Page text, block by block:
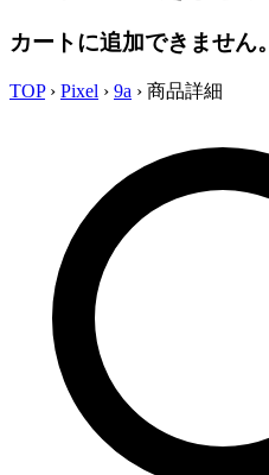
カートに追加できません。
TOP › Pixel › 9a › 商品詳細